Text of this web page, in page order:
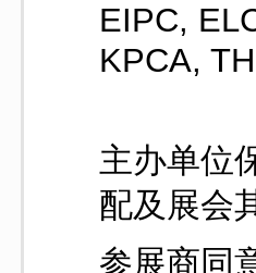
EIPC,
KPCA,
主办单位
配及展会
参展商同